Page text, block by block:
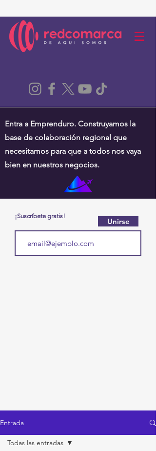
Entra a Emprenduro. Construyamos la
base de colaboración regional que
necesitamos para que a todos nos vaya
bien en nuestros negocios.
¡Suscríbete gratis!
Unirse
Entrada
Todas las entradas